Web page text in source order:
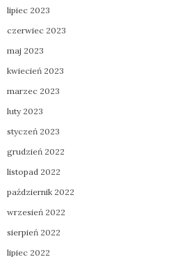
lipiec 2023
czerwiec 2023
maj 2023
kwiecień 2023
marzec 2023
luty 2023
styczeń 2023
grudzień 2022
listopad 2022
październik 2022
wrzesień 2022
sierpień 2022
lipiec 2022